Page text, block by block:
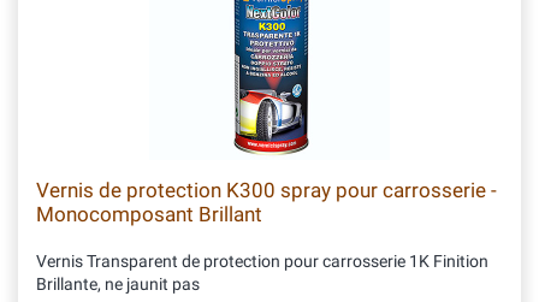
Vernis de protection K300 spray pour carrosserie -
Monocomposant Brillant
Vernis Transparent de protection pour carrosserie 1K Finition
Brillante, ne jaunit pas